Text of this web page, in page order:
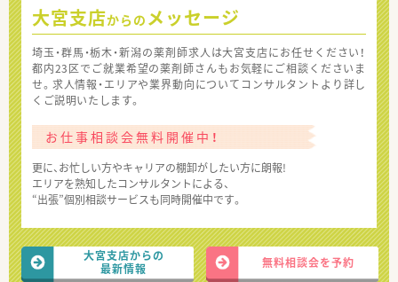
大宮支店からの メッセージ
埼玉・群馬・栃木・新潟の薬剤師求人は大宮支店にお任せください！
都内23区でご就業希望の薬剤師さんもお気軽にご相談くださいま
せ。求人情報・エリアや業界動向についてコンサルタントより詳し
くご説明いたします。
お仕事相談会無料開催中！
更に、お忙しい方やキャリアの棚卸がしたい方に朗報!
エリアを熟知したコンサルタントによる、
“出張”個別相談サービスも同時開催中です。
大宮支店からの
最新情報
無料相談会を予約